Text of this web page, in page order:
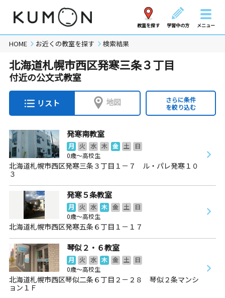
教室を探す 学習中の方 メニュー
HOME お近くの教室を探す 検索結果
北海道札幌市西区発寒三条３丁目
付近の公文式教室
リスト 地図
さらに条件
を絞り込む
発寒南教室
月 火 水 木 金 土
日
0歳～高校生
北海道札幌市西区発寒三条３丁目１－７ ル・パレ発寒１０
３
発寒５条教室
月 火 水 木 金 土
日
0歳～高校生
北海道札幌市西区発寒五条６丁目１－１７
琴似２・６教室
月 火 水 木 金 土
日
0歳～高校生
北海道札幌市西区琴似二条６丁目２－２８ 琴似２条マンシ
ョン１Ｆ